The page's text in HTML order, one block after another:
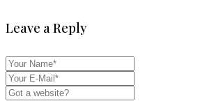
Leave a Reply